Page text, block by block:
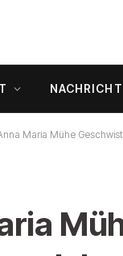
NACHRICHT
Maria Mühe